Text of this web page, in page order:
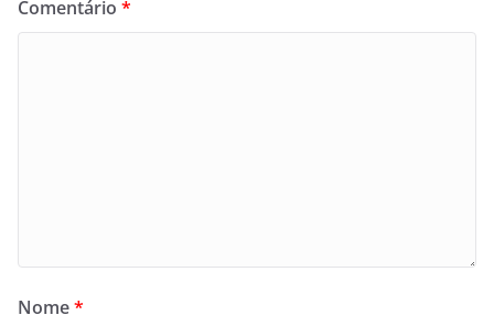
Comentário *
Nome*